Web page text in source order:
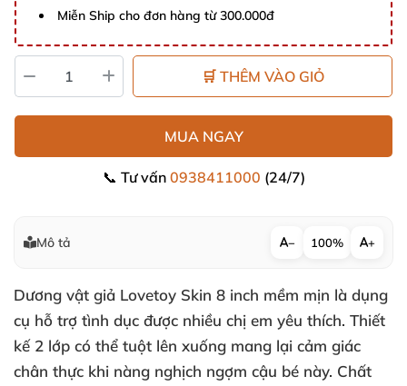
Miễn Ship cho đơn hàng từ 300.000đ
🛒 THÊM VÀO GIỎ
MUA NGAY
📞 Tư vấn 0938411000 (24/7)
Mô tả − 100% +
Dương vật giả Lovetoy Skin 8 inch mềm mịn là dụng
cụ hỗ trợ tình dục được nhiều chị em yêu thích. Thiết
kế 2 lớp có thể tuột lên xuống mang lại cảm giác
chân thực khi nàng nghịch ngợm cậu bé này. Chất